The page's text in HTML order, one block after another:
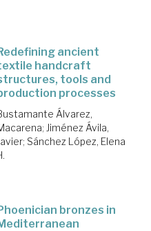
ancient
handcraft
tools and
processes
Álvarez,
; Jiménez Ávila,
; Sánchez López, Elena
bronzes in